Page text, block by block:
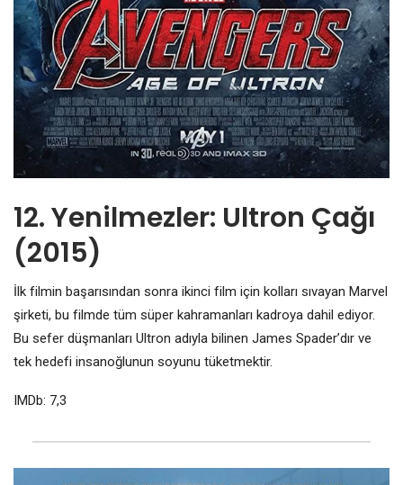
12. Yenilmezler: Ultron Çağı
(2015)
İlk filmin başarısından sonra ikinci film için kolları sıvayan Marvel
şirketi, bu filmde tüm süper kahramanları kadroya dahil ediyor.
Bu sefer düşmanları Ultron adıyla bilinen James Spader’dır ve
tek hedefi insanoğlunun soyunu tüketmektir.
IMDb: 7,3